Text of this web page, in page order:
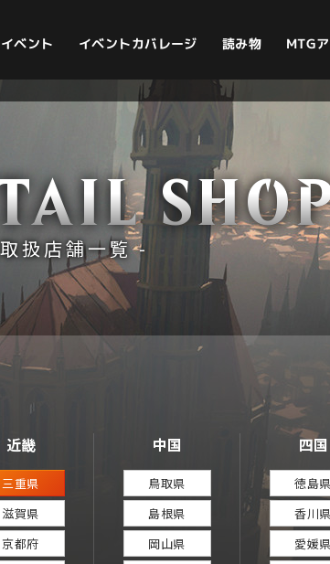
イベント イベントカバレージ 読み物 MTG
扱店舗一覧 -
近畿 中国 四国
三重県
滋賀県
京都府
鳥取県
島根県
岡山県
徳島県
香川県
愛媛県